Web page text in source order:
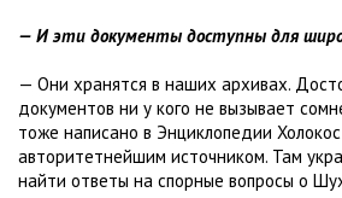
— И эти документы доступны для
— Они хранятся в наших архивах.
документов ни у кого не вызывает
тоже написано в Энциклопедии
авторитетнейшим источником. Там
найти ответы на спорные вопросы о